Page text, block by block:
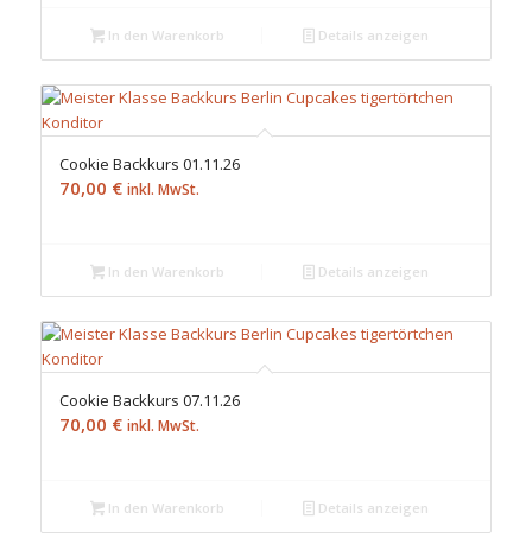
In den Warenkorb Details anzeigen
Cookie Backkurs 01.11.26
70,00 € inkl. MwSt.
In den Warenkorb Details anzeigen
Cookie Backkurs 07.11.26
70,00 € inkl. MwSt.
In den Warenkorb Details anzeigen